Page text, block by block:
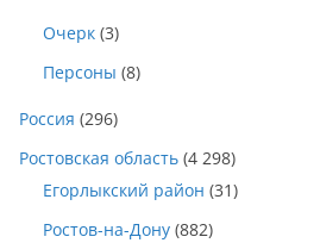
Очерк (3)
Персоны (8)
Россия (296)
Ростовская область (4 298)
Егорлыкский район (31)
Ростов-на-Дону (882)